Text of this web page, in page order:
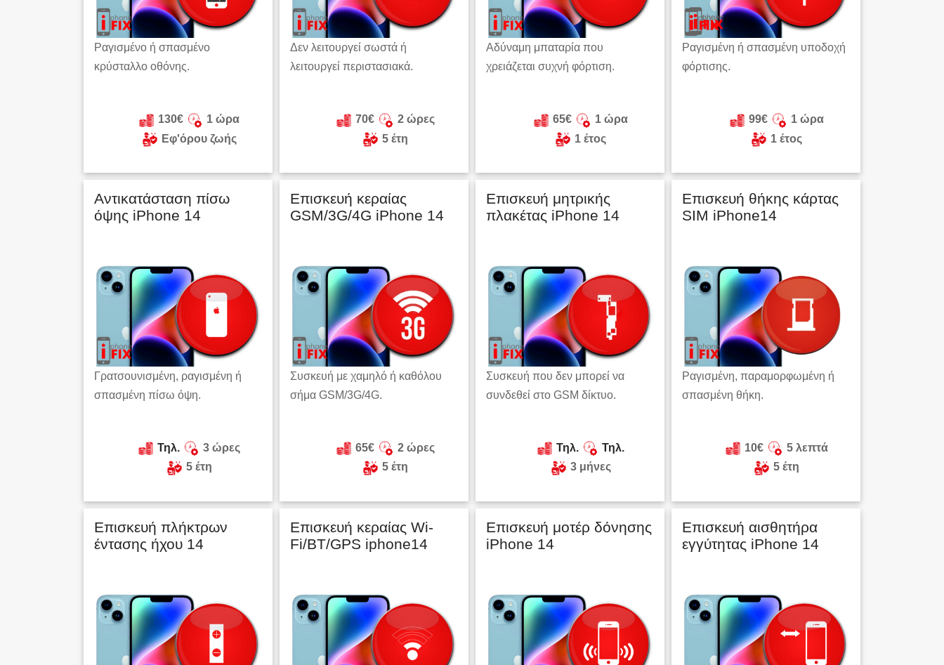
Ραγισμένο ή σπασμένο
κρύσταλλο οθόνης.
130€
1 ώρα
Εφ'όρου ζωής
Δεν λειτουργεί σωστά ή
λειτουργεί περιστασιακά.
70€
2 ώρες
5 έτη
Αδύναμη μπαταρία που
χρειάζεται συχνή φόρτιση.
65€
1 ώρα
1 έτος
Ραγισμένη ή σπασμένη υποδοχή
φόρτισης.
99€
1 ώρα
1 έτος
Αντικατάσταση πίσω
όψης iPhone 14
Γρατσουνισμένη, ραγισμένη ή
σπασμένη πίσω όψη.
Τηλ.
3 ώρες
5 έτη
Επισκευή κεραίας
GSM/3G/4G iPhone 14
Συσκευή με χαμηλό ή καθόλου
σήμα GSM/3G/4G.
65€
2 ώρες
5 έτη
Επισκευή μητρικής
πλακέτας iPhone 14
Συσκευή που δεν μπορεί να
συνδεθεί στο GSM δίκτυο.
Τηλ.
Τηλ.
3 μήνες
Επισκευή θήκης κάρτας
SIM iPhone14
Ραγισμένη, παραμορφωμένη ή
σπασμένη θήκη.
10€
5 λεπτά
5 έτη
Eπισκευή πλήκτρων
έντασης ήχου 14
Επισκευή κεραίας Wi-
Fi/BT/GPS iphone14
Επισκευή μοτέρ δόνησης
iPhone 14
Επισκευή αισθητήρα
εγγύτητας iPhone 14